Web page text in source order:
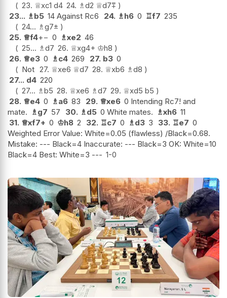
23. ♕xc1 d4 24. ♗d2 ♕d7⩱
23... ♗b5 14 Against Rc6 24. ♗h6 0 ♖f7 235
24... ♗g7±
25. ♕f4+− 0 ♗xe2 46
25... ♗d7 26. ♕xg4+ ♔h8
26. ♕e3 0 ♗c4 269 27. b3 0
Not 27. ♕xe6 ♕d7 28. ♕xb6 ♗d8
27... d4 220
27... ♗b5 28. ♕xe6 ♗d7 29. ♕xd5 b5
28. ♕e4 0 ♗a6 83 29. ♕xe6 0 Intending Rc7! and
mate. ♗g7 57 30. ♗d5 0 White mates. ♗xh6 11
31. ♕xf7+ 0 ♔h8 2 32. ♖c7 0 ♗d3 3 33. ♖e7 0
Weighted Error Value: White=0.05 (flawless) /Black=0.68.
Mistake: --- Black=4 Inaccurate: --- Black=3 OK: White=10
Black=4 Best: White=3 --- 1-0